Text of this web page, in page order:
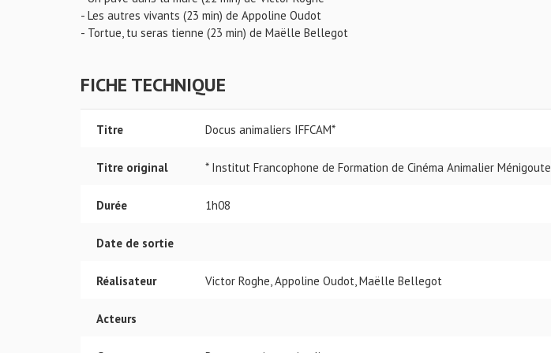
- Les autres vivants (23 min) de Appoline Oudot
- Tortue, tu seras tienne (23 min) de Maëlle Bellegot
FICHE TECHNIQUE
Titre Docus animaliers IFFCAM*
Titre original * Institut Francophone de Formation de Cinéma Animalier Ménigoute
Durée 1h08
Date de sortie
Réalisateur Victor Roghe, Appoline Oudot, Maëlle Bellegot
Acteurs